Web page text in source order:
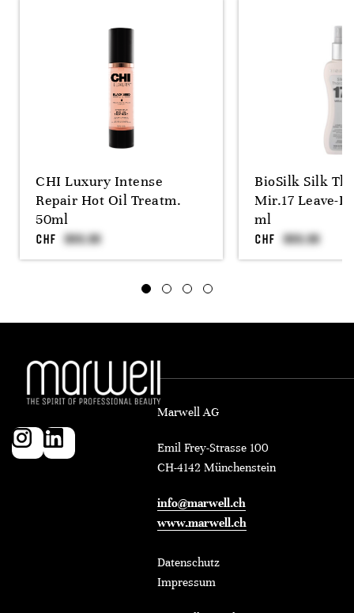
CHI Luxury Intense
Repair Hot Oil Treatm.
50ml
CHF
BioSilk Silk
Mir.17 Leave-
ml
CHF
Marwell AG
Emil Frey-Strasse 100
CH-4142 Münchenstein
info@marwell.ch
www.marwell.ch
Datenschutz
Impressum